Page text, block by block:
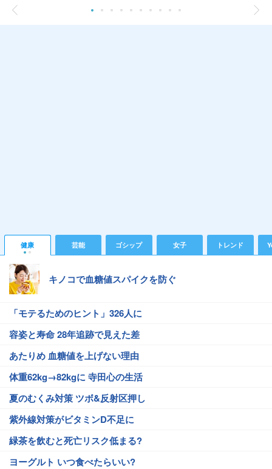
健康 芸能 ゴシップ 女子 トレンド
キノコで血糖値スパイクを防ぐ
「モテるためのヒント」326人に
容姿と寿命 28年追跡で見えた差
あたりめ 血糖値を上げない理由
体重62kg→82kgに 寺田心の生活
夏のむくみ対策 ツボ&反射区押し
紫外線対策がビタミンD不足に
緑茶を飲むと死亡リスク低まる?
ヨーグルト いつ食べたらいい?